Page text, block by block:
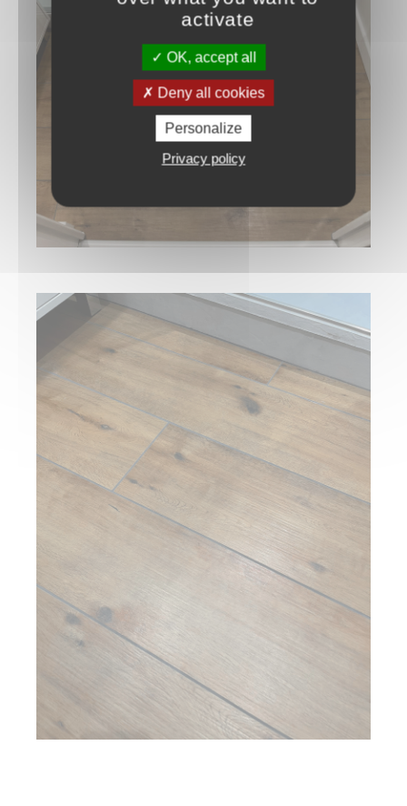
activate
OK, accept all
Deny all cookies
Personalize
Privacy policy